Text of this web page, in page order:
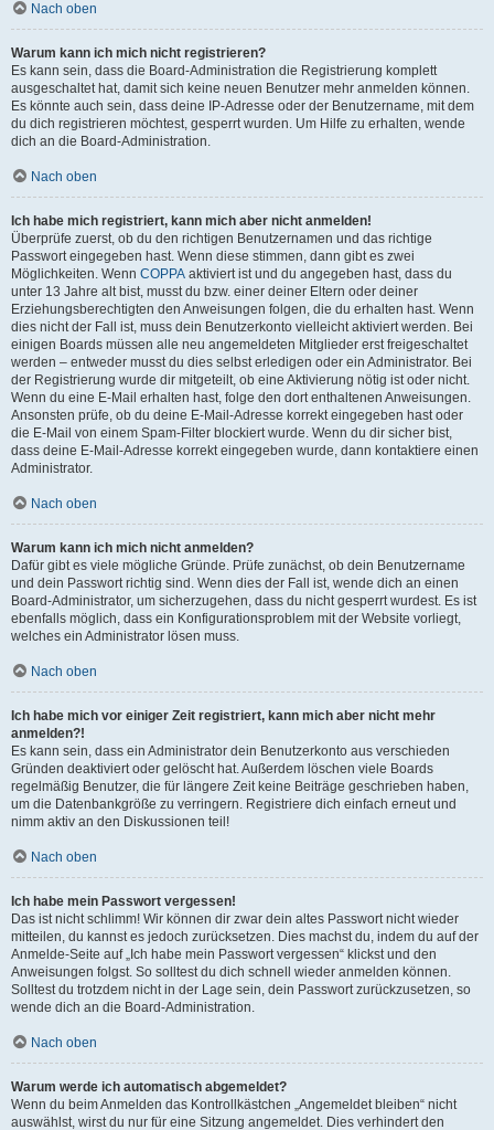
Nach oben
Warum kann ich mich nicht registrieren?
Es kann sein, dass die Board-Administration die Registrierung komplett
ausgeschaltet hat, damit sich keine neuen Benutzer mehr anmelden können.
Es könnte auch sein, dass deine IP-Adresse oder der Benutzername, mit dem
du dich registrieren möchtest, gesperrt wurden. Um Hilfe zu erhalten, wende
dich an die Board-Administration.
Nach oben
Ich habe mich registriert, kann mich aber nicht anmelden!
Überprüfe zuerst, ob du den richtigen Benutzernamen und das richtige
Passwort eingegeben hast. Wenn diese stimmen, dann gibt es zwei
Möglichkeiten. Wenn COPPA aktiviert ist und du angegeben hast, dass du
unter 13 Jahre alt bist, musst du bzw. einer deiner Eltern oder deiner
Erziehungsberechtigten den Anweisungen folgen, die du erhalten hast. Wenn
dies nicht der Fall ist, muss dein Benutzerkonto vielleicht aktiviert werden. Bei
einigen Boards müssen alle neu angemeldeten Mitglieder erst freigeschaltet
werden – entweder musst du dies selbst erledigen oder ein Administrator. Bei
der Registrierung wurde dir mitgeteilt, ob eine Aktivierung nötig ist oder nicht.
Wenn du eine E-Mail erhalten hast, folge den dort enthaltenen Anweisungen.
Ansonsten prüfe, ob du deine E-Mail-Adresse korrekt eingegeben hast oder
die E-Mail von einem Spam-Filter blockiert wurde. Wenn du dir sicher bist,
dass deine E-Mail-Adresse korrekt eingegeben wurde, dann kontaktiere einen
Administrator.
Nach oben
Warum kann ich mich nicht anmelden?
Dafür gibt es viele mögliche Gründe. Prüfe zunächst, ob dein Benutzername
und dein Passwort richtig sind. Wenn dies der Fall ist, wende dich an einen
Board-Administrator, um sicherzugehen, dass du nicht gesperrt wurdest. Es ist
ebenfalls möglich, dass ein Konfigurationsproblem mit der Website vorliegt,
welches ein Administrator lösen muss.
Nach oben
Ich habe mich vor einiger Zeit registriert, kann mich aber nicht mehr
anmelden?!
Es kann sein, dass ein Administrator dein Benutzerkonto aus verschieden
Gründen deaktiviert oder gelöscht hat. Außerdem löschen viele Boards
regelmäßig Benutzer, die für längere Zeit keine Beiträge geschrieben haben,
um die Datenbankgröße zu verringern. Registriere dich einfach erneut und
nimm aktiv an den Diskussionen teil!
Nach oben
Ich habe mein Passwort vergessen!
Das ist nicht schlimm! Wir können dir zwar dein altes Passwort nicht wieder
mitteilen, du kannst es jedoch zurücksetzen. Dies machst du, indem du auf der
Anmelde-Seite auf „Ich habe mein Passwort vergessen“ klickst und den
Anweisungen folgst. So solltest du dich schnell wieder anmelden können.
Solltest du trotzdem nicht in der Lage sein, dein Passwort zurückzusetzen, so
wende dich an die Board-Administration.
Nach oben
Warum werde ich automatisch abgemeldet?
Wenn du beim Anmelden das Kontrollkästchen „Angemeldet bleiben“ nicht
auswählst, wirst du nur für eine Sitzung angemeldet. Dies verhindert den